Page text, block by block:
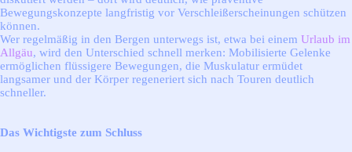
Bewegungskonzepte langfristig vor Verschleißerscheinungen schützen
können.
Wer regelmäßig in den Bergen unterwegs ist, etwa bei einem Urlaub im
Allgäu, wird den Unterschied schnell merken: Mobilisierte Gelenke
ermöglichen flüssigere Bewegungen, die Muskulatur ermüdet
langsamer und der Körper regeneriert sich nach Touren deutlich
schneller.
Das Wichtigste zum Schluss